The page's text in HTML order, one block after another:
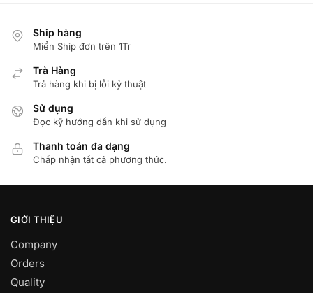
Ship hàng
Miển Ship đơn trên 1Tr
Trà Hàng
Trả hàng khi bị lỗi kỷ thuật
Sử dụng
Đọc kỹ hướng dẩn khi sử dụng
Thanh toán đa dạng
Chấp nhận tất cả phương thức.
GIỚI THIỆU
Company
Orders
Quality